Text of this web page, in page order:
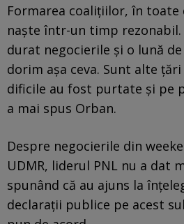
Formarea coalițiilor, în toate
naște într-un timp rezonabil.
durat negocierile și o lună
dorim așa ceva. Sunt alte
dificile au fost purtate și pe
a mai spus Orban.
Despre negocierile din
UDMR, liderul PNL nu a dat
spunând că au ajuns la
declarații publice pe acest